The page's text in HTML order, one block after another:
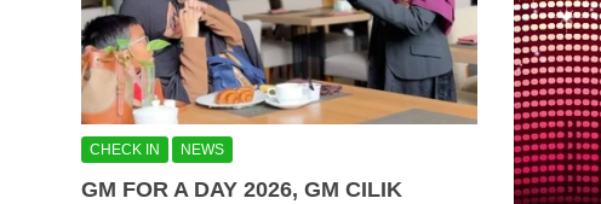
CHECK IN NEWS
GM FOR A DAY 2026, GM CILIK